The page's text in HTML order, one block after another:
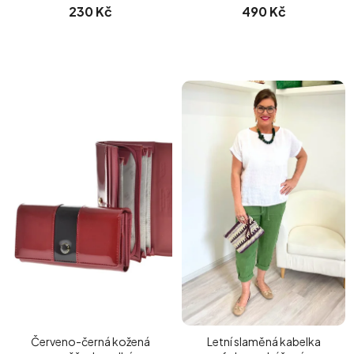
230 Kč 490 Kč
Červeno-černá kožená
Letní slaměná kabelka